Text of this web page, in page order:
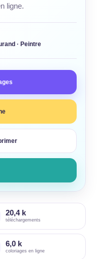
ligne.
· Peintre
20,4 k
téléchargements
6,0 k
coloriages en ligne